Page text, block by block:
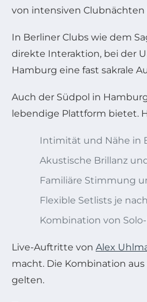
von intensiven
In Berliner Clubs wie dem
direkte Interaktion, bei der
Hamburg eine fast sakrale
Auch der Südpol in
lebendige Plattform bietet.
Intimität und Nähe in
Akustische Brillanz
Familiäre Stimmung
Flexible Setlists je
Kombination von
Live-Auftritte von Alex
macht. Die Kombination
gelten.